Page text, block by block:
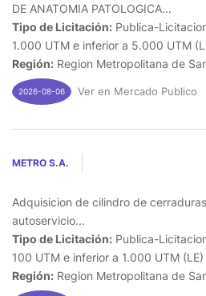
DE ANATOMIA PATOLOGICA...
Tipo de Licitación: Publica-
1.000 UTM e inferior a 5.000 UTM
Región: Region Metropolitana de
2026-08-06 Ver en Mercado Publico
METRO S.A.
Adquisicion de cilindro de
autoservicio...
Tipo de Licitación: Publica-
100 UTM e inferior a 1.000 UTM (LE)
Región: Region Metropolitana de